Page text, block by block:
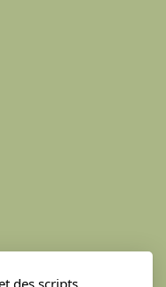
des scripts